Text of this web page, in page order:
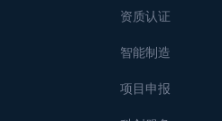
资质认证
智能制造
项目申报